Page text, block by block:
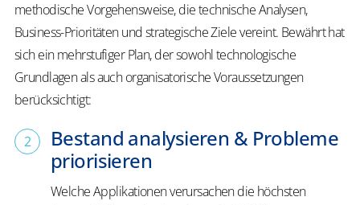
methodische Vorgehensweise, die technische Analysen,
Business-Prioritäten und strategische Ziele vereint. Bewährt hat
sich ein mehrstufiger Plan, der sowohl technologische
Grundlagen als auch organisatorische Voraussetzungen
berücksichtigt:
Bestand analysieren & Probleme
priorisieren
Welche Applikationen verursachen die höchsten